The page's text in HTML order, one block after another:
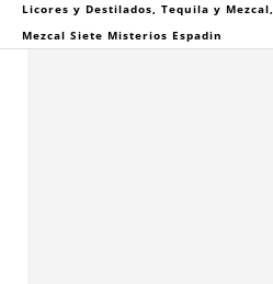
Licores y Destilados, Tequila y Mezcal,
Mezcal Siete Misterios Espadin